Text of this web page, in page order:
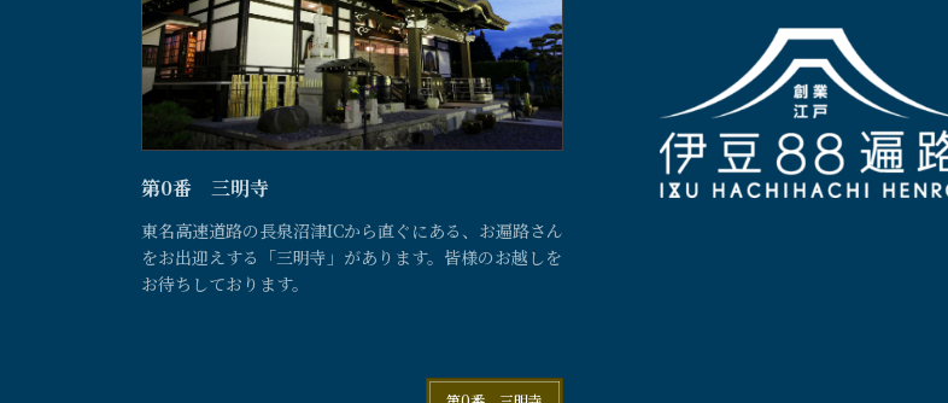
第0番 三明寺
東名高速道路の長泉沼津ICから直ぐにある、お遍路さん
をお出迎えする「三明寺」があります。皆様のお越しを
お待ちしております。